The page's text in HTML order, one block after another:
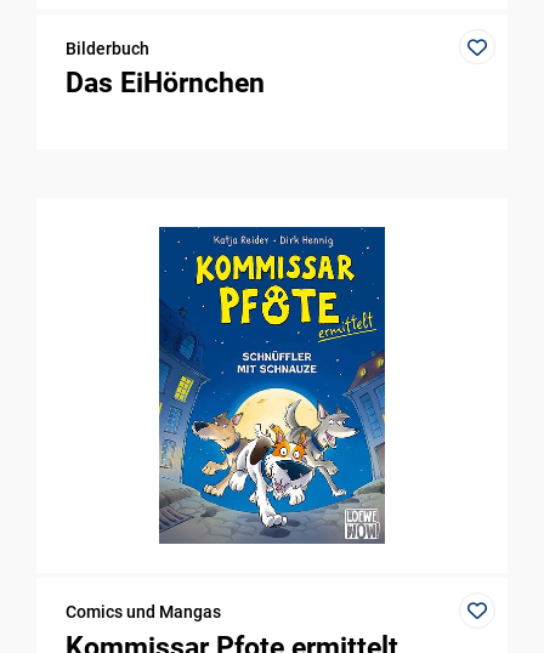
Bilderbuch
Das EiHörnchen
Comics und Mangas